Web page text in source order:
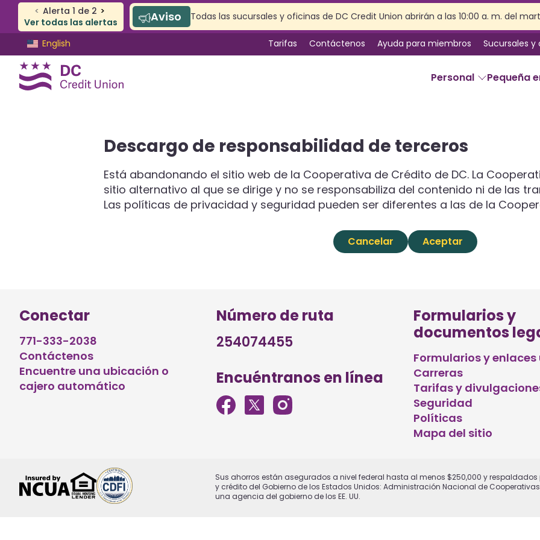
< Alerta 1 de 2 >
Ver todas las alertas
Aviso
Todas las sucursales y oficinas de DC Credit Union abrirán a las 10:00 a. m. del
Saltar
al
contenido
Saltar
al
inicio
English Tarifas Contáctenos Ayuda para miembros Sucursales
Personal
De cheques
Cuentas SAFE
Cuentas de jóvenes
Banca en línea
Servicios de sucursal
Beneficios de la membresía
Seguro
Planificación patrimonial
Preparación de impuestos
Pequeña
Descargo de responsabilidad de terceros
Está abandonando el sitio web de la Cooperativa de Crédito de DC. La
sitio alternativo al que se dirige y no se responsabiliza del contenido ni de las
Las políticas de privacidad y seguridad pueden ser diferentes a las de la
Cancelar Aceptar
Conectar
771-333-2038
Contáctenos
Encuentre una ubicación o
cajero automático
Número de ruta
254074455
Encuéntranos en línea
Formularios y
documentos
Formularios y enlaces
Carreras
Tarifas y
Seguridad
Políticas
Mapa del sitio
Sus ahorros están asegurados a nivel federal hasta al menos $250,000 y respaldados
y crédito del Gobierno de los Estados Unidos: Administración Nacional de
una agencia del gobierno de los EE. UU.